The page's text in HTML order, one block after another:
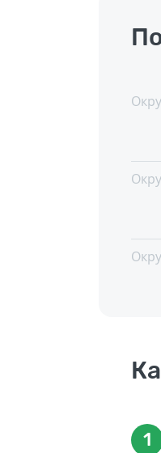
1